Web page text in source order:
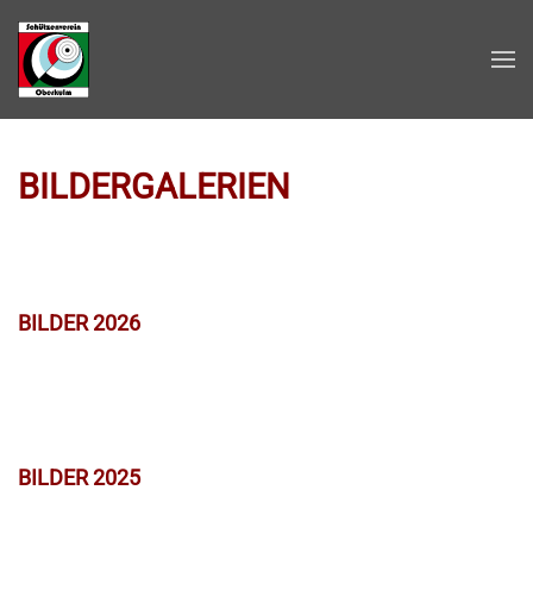
Zum Hauptinhalt springen
BILDERGALERIEN
BILDER 2026
BILDER 2025